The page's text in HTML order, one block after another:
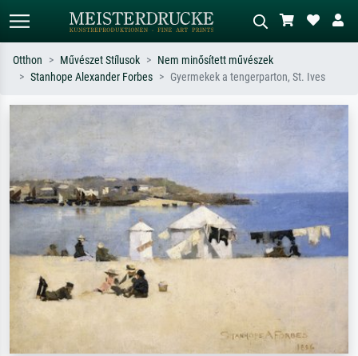
impresszionizmus, Hokusai-hullám,
Írja le a jelenetet – pl. zöld rét, sok
Otthon Művészet Stílusok
Nem minősített művészek
Stanhope Alexander Forbes
Gyermekek a tengerparton, St. Ives